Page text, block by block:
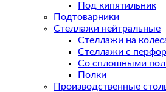
Под кипятильник
Подтоварники
Стеллажи нейтральные
Стеллажи на
Стеллажи с
Со сплошными
Полки
Производственные